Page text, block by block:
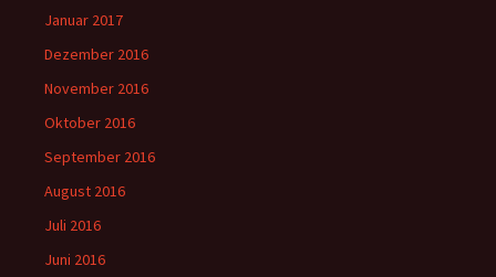
Januar 2017
Dezember 2016
November 2016
Oktober 2016
September 2016
August 2016
Juli 2016
Juni 2016